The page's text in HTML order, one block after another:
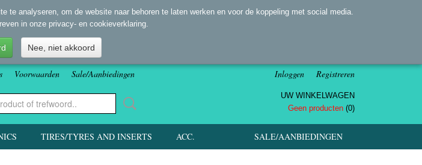
Voorwaarden Sale/Aanbiedingen Inloggen Registreren
UW WINKELWAGEN
Geen producten (0)
SALE/AANBIEDINGEN
TIRES/TYRES AND INSERTS ACC.
analyseren, om de website naar behoren te laten werken en voor de koppeling met social media.
in onze privacy- en cookieverklaring.
Nee, niet akkoord